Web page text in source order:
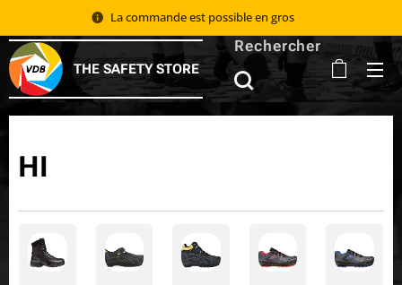
La commande est possible en gros 📦
THE SAFETY STORE
Rechercher
HI